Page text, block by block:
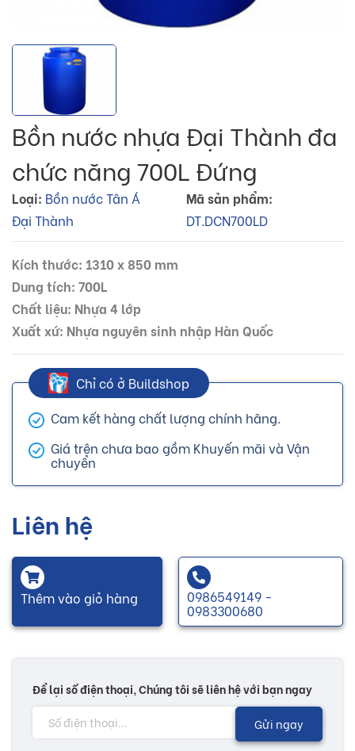
Bồn nước nhựa Đại Thành đa
chức năng 700L Đứng
Loại: Bồn nước Tân Á
Đại Thành
Mã sản phẩm:
DT.DCN700LD
Kích thước: 1310 x 850 mm
Dung tích: 700L
Chất liệu: Nhựa 4 lớp
Xuất xứ: Nhựa nguyên sinh nhập Hàn Quốc
Chỉ có ở Buildshop
Cam kết hàng chất lượng chính hãng.
Giá trên chưa bao gồm Khuyến mãi và Vận
chuyển
Liên hệ
Thêm vào giỏ hàng 0986549149 -
0983300680
Để lại số điện thoại, Chúng tôi sẽ liên hệ với bạn ngay
Gửi ngay